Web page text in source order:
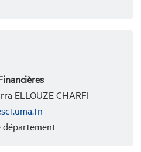
ELLOUZE CHARFI